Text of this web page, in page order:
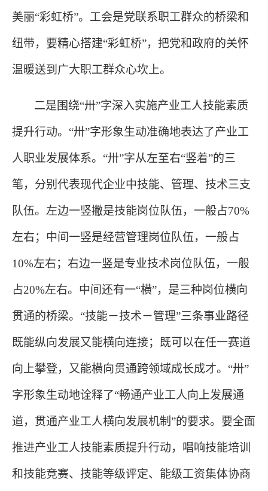
美丽“彩虹桥”。工会是党联系职工群众的桥梁和
纽带，要精心搭建“彩虹桥”，把党和政府的关怀
温暖送到广大职工群众心坎上。
二是围绕“卅”字深入实施产业工人技能素质
提升行动。“卅”字形象生动准确地表达了产业工
人职业发展体系。“卅”字从左至右“竖着”的三
笔，分别代表现代企业中技能、管理、技术三支
队伍。左边一竖撇是技能岗位队伍，一般占70%
左右；中间一竖是经营管理岗位队伍，一般占
10%左右；右边一竖是专业技术岗位队伍，一般
占20%左右。中间还有一“横”，是三种岗位横向
贯通的桥梁。“技能－技术－管理”三条事业路径
既能纵向发展又能横向连接；既可以在任一赛道
向上攀登，又能横向贯通跨领域成长成才。“卅”
字形象生动地诠释了“畅通产业工人向上发展通
道，贯通产业工人横向发展机制”的要求。要全面
推进产业工人技能素质提升行动，唱响技能培训
和技能竞赛、技能等级评定、能级工资集体协商